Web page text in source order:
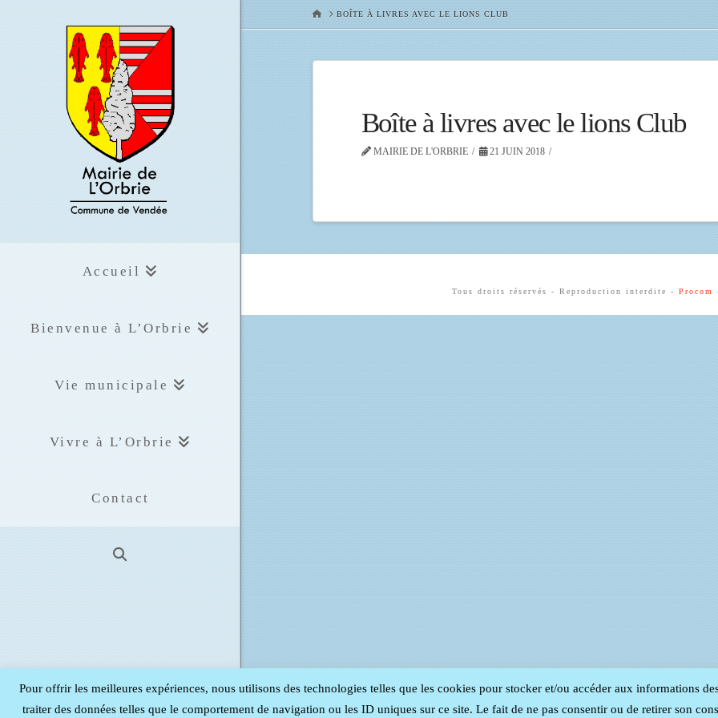
Accueil
Bienvenue à L’Orbrie
Vie municipale
Vivre à L’Orbrie
Contact
HOMEBOÎTE À LIVRES AVEC LE LIONS CLUB
Boîte à livres avec le lions Club
MAIRIE DE L'ORBRIE 21 JUIN 2018
Tous droits réservés - Reproduction interdite - Procom
Pour offrir les meilleures expériences, nous utilisons des technologies telles que les cookies pour stocker et/ou accéder aux informations
traiter des données telles que le comportement de navigation ou les ID uniques sur ce site. Le fait de ne pas consentir ou de retirer son